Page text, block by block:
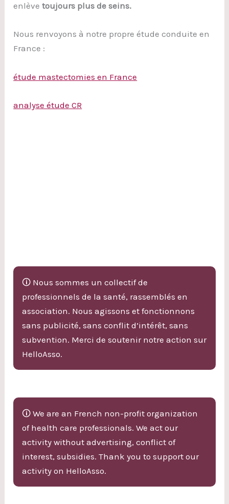
enlèvetoujours plus de seins.
Nous renvoyons à notre propre étude conduite en
France :
étude mastectomies en France
analyse étude CR
🛈 Nous sommes un collectif de
professionnels de la santé, rassemblés en
association. Nous agissons et fonctionnons
sans publicité, sans conflit d’intérêt, sans
subvention. Merci de soutenir notre action sur
HelloAsso.
🛈 We are an French non-profit organization
of health care professionals. We act our
activity without advertising, conflict of
interest, subsidies. Thank you to support our
activity on HelloAsso.